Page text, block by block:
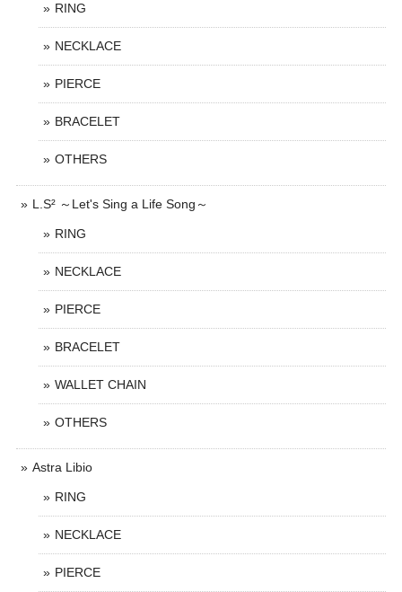
RING
NECKLACE
PIERCE
BRACELET
OTHERS
L.S² ～Let's Sing a Life Song～
RING
NECKLACE
PIERCE
BRACELET
WALLET CHAIN
OTHERS
Astra Libio
RING
NECKLACE
PIERCE